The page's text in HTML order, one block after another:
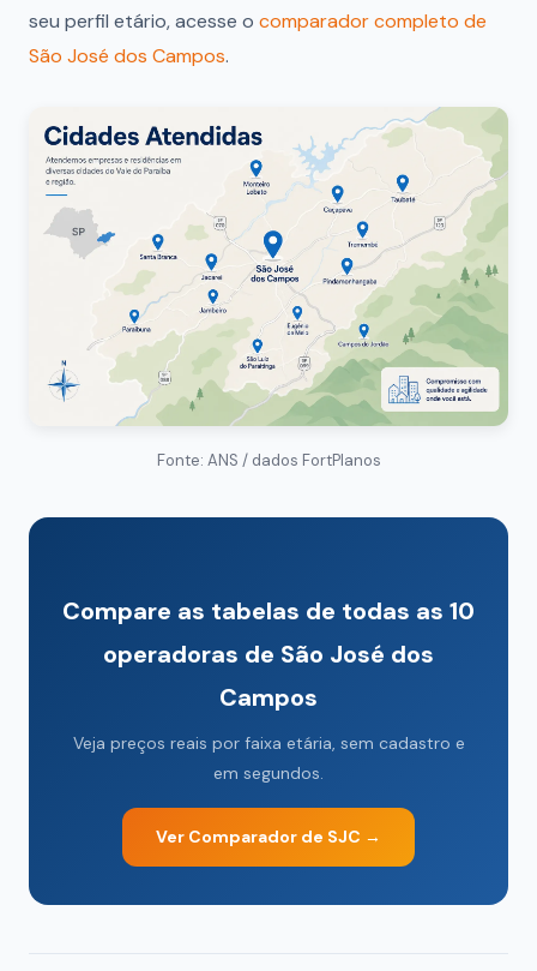
seu perfil etário, acesse o comparador completo de
São José dos Campos.
Fonte: ANS / dados FortPlanos
Compare as tabelas de todas as 10
operadoras de São José dos
Campos
Veja preços reais por faixa etária, sem cadastro e
em segundos.
Ver Comparador de SJC →